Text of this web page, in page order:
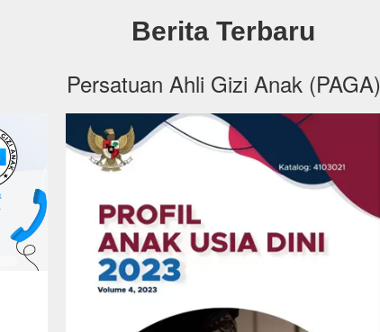
Berita Terbaru
Persatuan Ahli Gizi Anak (PAGA)